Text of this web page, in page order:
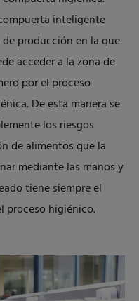
inteligente
producción en la que
acceder a la zona de
por el proceso
De esta manera se
los riesgos
de alimentos que la
mediante las manos y
tiene siempre el
proceso higiénico.